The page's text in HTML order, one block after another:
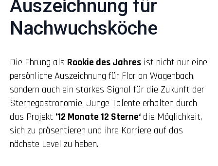
Auszeichnung für
Nachwuchsköche
Die Ehrung als Rookie des Jahres ist nicht nur eine
persönliche Auszeichnung für Florian Wagenbach,
sondern auch ein starkes Signal für die Zukunft der
Sternegastronomie. Junge Talente erhalten durch
das Projekt ’12 Monate 12 Sterne‘ die Möglichkeit,
sich zu präsentieren und ihre Karriere auf das
nächste Level zu heben.